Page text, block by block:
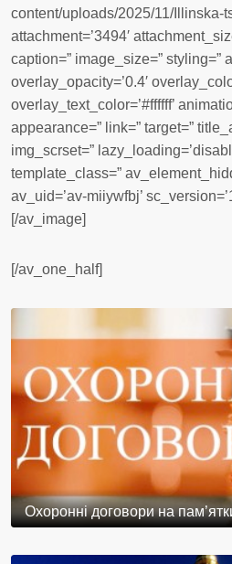
content/uploads/2025/11/Illinska-
attachment=’3494′
caption=” image_size=” styling=”
overlay_opacity=’0.4′
overlay_text_color=’#ffffff’
appearance=” link=” target=”
img_scrset=”
template_class=”
av_uid=’av-miiywfbj’
[/av_image]
[/av_one_half]
Охоронні договори на